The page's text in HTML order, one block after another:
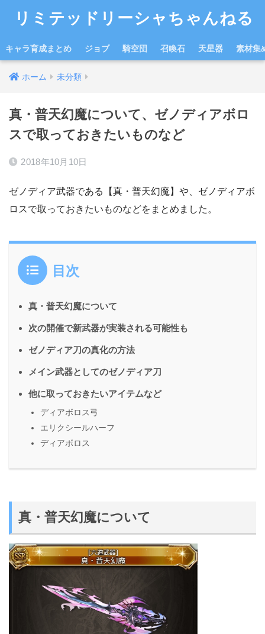
リミテッドリーシャちゃんねる
キャラ育成まとめ ジョブ 騎空団 召喚石 天星器 素材集
ホーム 未分類
真・普天幻魔について、ゼノディアボロ
スで取っておきたいものなど
2018年10月10日
ゼノディア武器である【真・普天幻魔】や、ゼノディアボ
ロスで取っておきたいものなどをまとめました。
目次
真・普天幻魔について
次の開催で新武器が実装される可能性も
ゼノディア刀の真化の方法
メイン武器としてのゼノディア刀
他に取っておきたいアイテムなど
ディアボロス弓
エリクシールハーフ
ディアボロス
真・普天幻魔について